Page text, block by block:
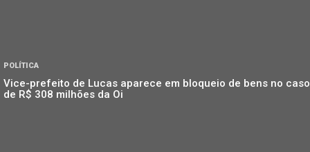
POLÍTICA
Vice-prefeito de Lucas aparece em bloqueio de bens no caso
de R$ 308 milhões da Oi